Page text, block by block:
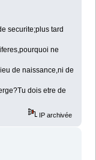
securite;plus tard
ne
de naissance,ni de
dois etre de
IP archivée